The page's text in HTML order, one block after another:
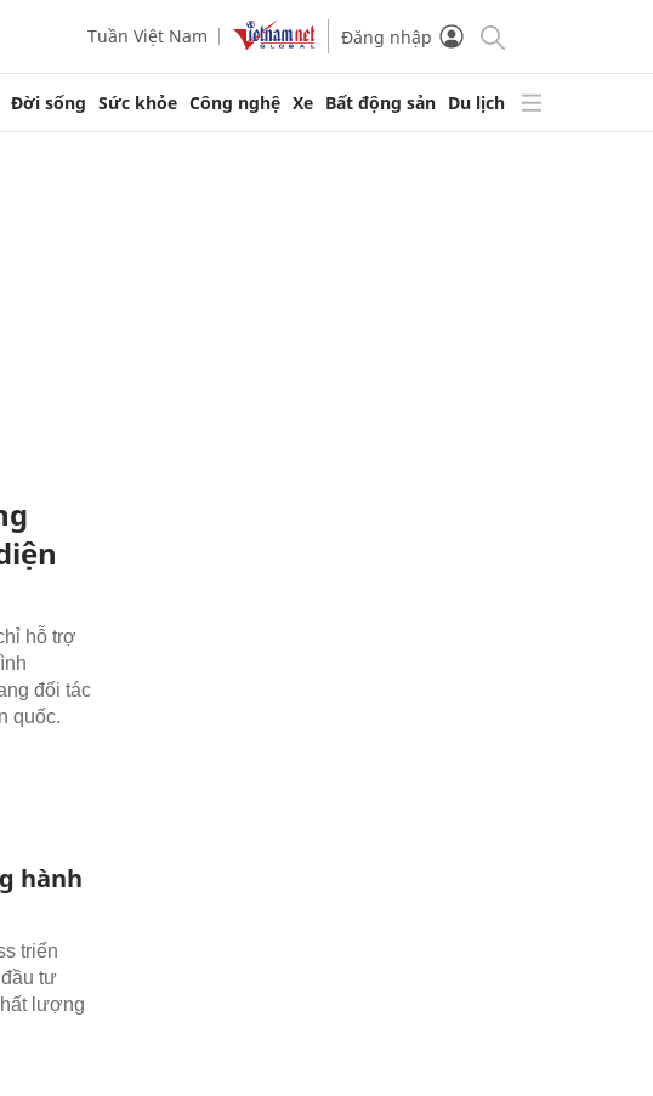
Tuần Việt Nam Đăng nhập
Đời sống Sức khỏe Công nghệ Xe Bất động sản Du lịch
hỗ trợ
đối tác
quốc.
hành
triển
tư
lượng